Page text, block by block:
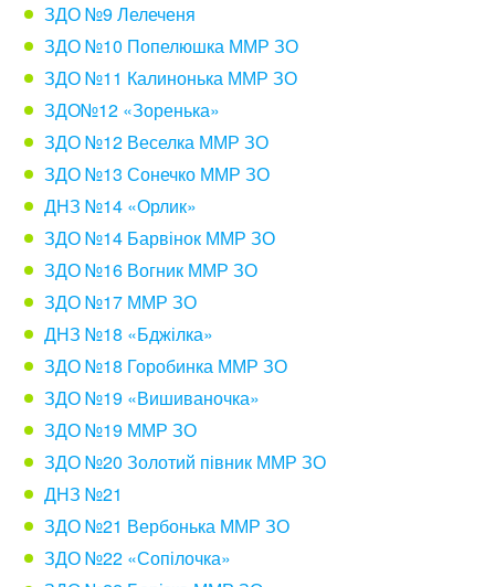
ЗДО №9 Лелеченя
ЗДО №10 Попелюшка ММР ЗО
ЗДО №11 Калинонька ММР ЗО
ЗДО№12 «Зоренька»
ЗДО №12 Веселка ММР ЗО
ЗДО №13 Сонечко ММР ЗО
ДНЗ №14 «Орлик»
ЗДО №14 Барвінок ММР ЗО
ЗДО №16 Вогник ММР ЗО
ЗДО №17 ММР ЗО
ДНЗ №18 «Бджілка»
ЗДО №18 Горобинка ММР ЗО
ЗДО №19 «Вишиваночка»
ЗДО №19 ММР ЗО
ЗДО №20 Золотий півник ММР ЗО
ДНЗ №21
ЗДО №21 Вербонька ММР ЗО
ЗДО №22 «Сопілочка»